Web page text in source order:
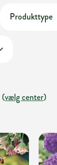
Produkttype
(vælg center)